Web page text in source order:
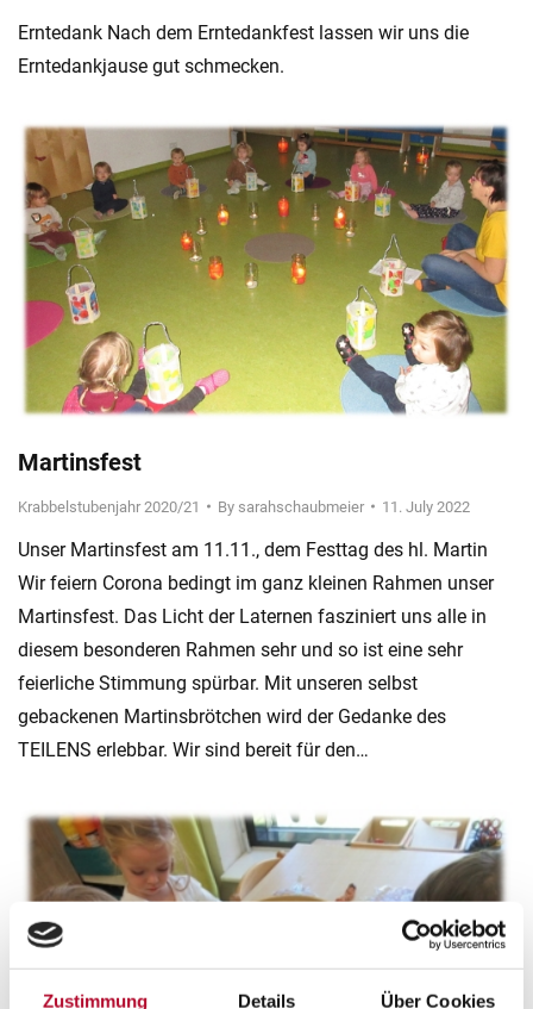
Zustimmung Details Über Cookies
Erntedank Nach dem Erntedankfest lassen wir uns die
Erntedankjause gut schmecken.
Martinsfest
Krabbelstubenjahr 2020/21 By sarahschaubmeier 11. July 2022
Unser Martinsfest am 11.11., dem Festtag des hl. Martin
Wir feiern Corona bedingt im ganz kleinen Rahmen unser
Martinsfest. Das Licht der Laternen fasziniert uns alle in
diesem besonderen Rahmen sehr und so ist eine sehr
feierliche Stimmung spürbar. Mit unseren selbst
gebackenen Martinsbrötchen wird der Gedanke des
TEILENS erlebbar. Wir sind bereit für den…